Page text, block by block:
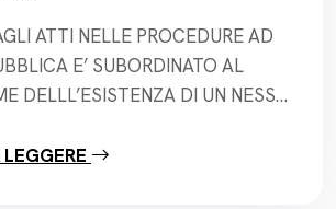
ATTI NELLE PROCEDURE AD
E’ SUBORDINATO AL
DELLL’ESISTENZA DI UN NESSO
A UN GIUDIZIO DI SUSSUNZIONE